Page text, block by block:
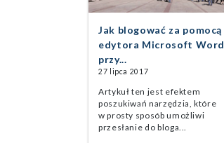
Jak blogować za pomocą
edytora Microsoft Word
przy...
27 lipca 2017
Artykuł ten jest efektem
poszukiwań narzędzia, które
w prosty sposób umożliwi
przesłanie do bloga...